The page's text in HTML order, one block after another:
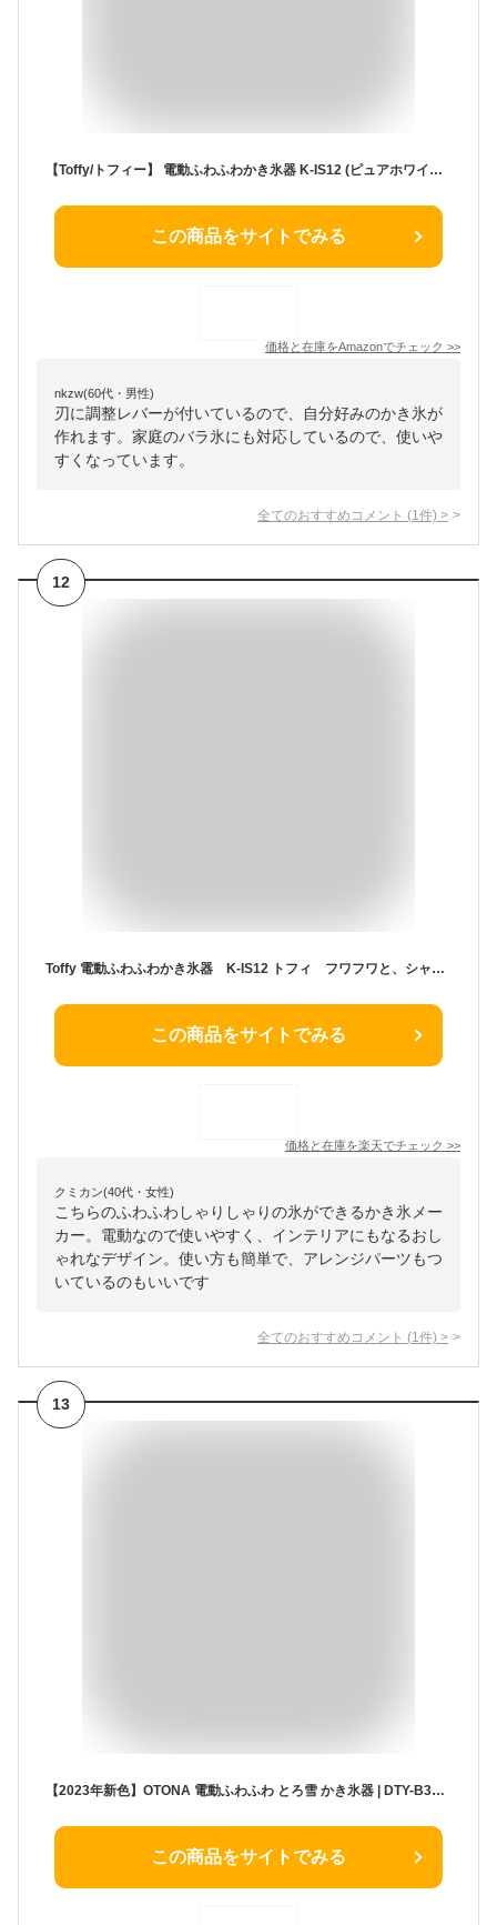
【Toffy/トフィー】 電動ふわふわかき氷器 K-IS12 (ピュアホワイト)【2023モデル】 本格かき氷 冷凍フルーツ ハーフ氷 ミックス氷 ジュース ミルク氷 ふわふわ サラサラ シャリシャリ 製氷カップ付き K-IS12-PW
この商品をサイトでみる
価格と在庫をAmazonでチェック >>
nkzw(60代・男性)
刃に調整レバーが付いているので、自分好みのかき氷が
作れます。家庭のバラ氷にも対応しているので、使いや
すくなっています。
全てのおすすめコメント (1 件) >
12
Toffy 電動ふわふわかき氷器 K-IS12 トフィ フワフワと、シャリシャリの両方が楽しめる、電動かき氷メーカー ペールアクア ピュアホワイト【送料無料】【クーポン対象外】
この商品をサイトでみる
価格と在庫を楽天でチェック >>
クミカン(40代・女性)
こちらのふわふわしゃりしゃりの氷ができるかき氷メー
カー。電動なので使いやすく、インテリアにもなるおし
ゃれなデザイン。使い方も簡単で、アレンジパーツもつ
いているのもいいです
全てのおすすめコメント (1 件) >
13
【2023年新色】OTONA 電動ふわふわ とろ雪 かき氷器 | DTY-B3BR モカブラウン | 製氷カップ3個つき
この商品をサイトでみる